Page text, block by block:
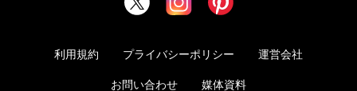
利用規約 プライバシーポリシー 運営会社
お問い合わせ 媒体資料